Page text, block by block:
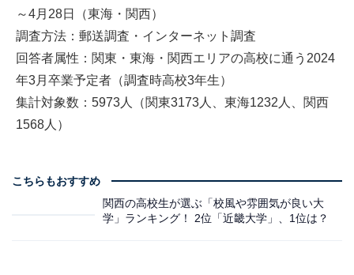
～4月28日（東海・関西）
調査方法：郵送調査・インターネット調査
回答者属性：関東・東海・関西エリアの高校に通う2024
年3月卒業予定者（調査時高校3年生）
集計対象数：5973人（関東3173人、東海1232人、関西
1568人）
こちらもおすすめ
関西の高校生が選ぶ「校風や雰囲気が良い大
学」ランキング！ 2位「近畿大学」、1位は？